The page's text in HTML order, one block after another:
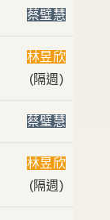
蔡璧慧
林昱欣
(隔週)
蔡璧慧
林昱欣
(隔週)